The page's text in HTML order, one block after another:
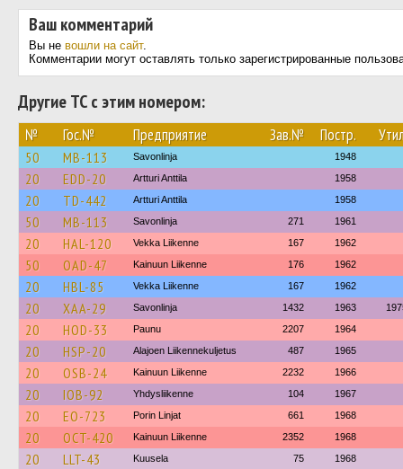
Ваш комментарий
Вы не вошли на сайт.
Комментарии могут оставлять только зарегистрированные
Другие ТС с этим номером:
№ Гос.№ Предприятие Зав.№ Постр.
50 MB-113 Savonlinja 1948
20 EDD-20 Artturi Anttila 1958
20 TD-442 Artturi Anttila 1958
50 MB-113 Savonlinja 271 1961
20 HAL-120 Vekka Liikenne 167 1962
50 OAD-47 Kainuun Liikenne 176 1962
20 HBL-85 Vekka Liikenne 167 1962
20 XAA-29 Savonlinja 1432 1963
20 HOD-33 Paunu 2207 1964
20 HSP-20 Alajoen Liikennekuljetus 487 1965
20 OSB-24 Kainuun Liikenne 2232 1966
20 IOB-92 Yhdysliikenne 104 1967
20 EO-723 Porin Linjat 661 1968
20 OCT-420 Kainuun Liikenne 2352 1968
20 LLT-43 Kuusela 75 1968